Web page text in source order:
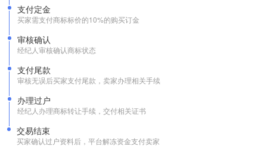
支付定金
买家需支付商标标价的10%的购买订金
审核确认
经纪人审核确认商标状态
支付尾款
审核无误后买家支付尾款，卖家办理相关手续
办理过户
经纪人办理商标转让手续，交付相关证书
交易结束
买家确认过户资料后，平台解冻资金支付卖家